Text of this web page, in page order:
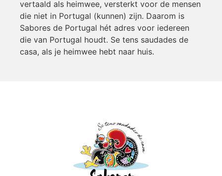
vertaald als heimwee, versterkt voor de mensen
die niet in Portugal (kunnen) zijn. Daarom is
Sabores de Portugal hét adres voor iedereen
die van Portugal houdt. Se tens saudades de
casa, als je heimwee hebt naar huis.